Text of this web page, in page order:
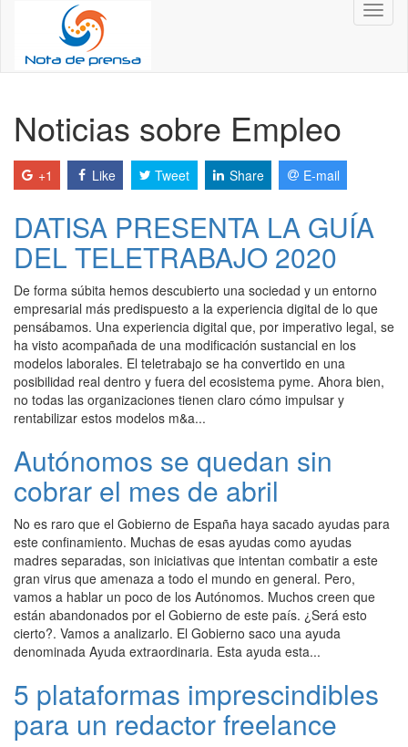
Noticias sobre Empleo
+1 Like Tweet Share E-mail
DATISA PRESENTA LA GUÍA
DEL TELETRABAJO 2020
De forma súbita hemos descubierto una sociedad y un entorno
empresarial más predispuesto a la experiencia digital de lo que
pensábamos. Una experiencia digital que, por imperativo legal, se
ha visto acompañada de una modificación sustancial en los
modelos laborales. El teletrabajo se ha convertido en una
posibilidad real dentro y fuera del ecosistema pyme. Ahora bien,
no todas las organizaciones tienen claro cómo impulsar y
rentabilizar estos modelos m&a...
Autónomos se quedan sin
cobrar el mes de abril
No es raro que el Gobierno de España haya sacado ayudas para
este confinamiento. Muchas de esas ayudas como ayudas
madres separadas, son iniciativas que intentan combatir a este
gran virus que amenaza a todo el mundo en general. Pero,
vamos a hablar un poco de los Autónomos. Muchos creen que
están abandonados por el Gobierno de este país. ¿Será esto
cierto?. Vamos a analizarlo. El Gobierno saco una ayuda
denominada Ayuda extraordinaria. Esta ayuda esta...
5 plataformas imprescindibles
para un redactor freelance